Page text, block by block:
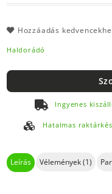
Hozzáadás
Haldorádó
Ingyenes
Hatalmas
Leírás Vélemények (1)